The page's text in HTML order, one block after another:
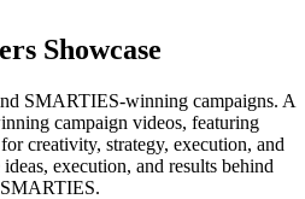
Showcase
SMARTIES-winning campaigns. A
campaign videos, featuring
creativity, strategy, execution, and
execution, and results behind
SMARTIES.